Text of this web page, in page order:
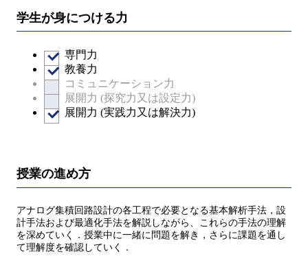
学生が身につける力
専門力
教養力
コミュニケーション力
展開力 (探究力又は設定力)
展開力 (実践力又は解決力)
授業の進め方
アナログ集積回路設計の各工程で必要となる基本解析手法，設
計手法および最適化手法を解説しながら、これらの手法の理解
を深めていく．授業中に一緒に問題を解き，さらに課題を通し
て理解度を確認していく．